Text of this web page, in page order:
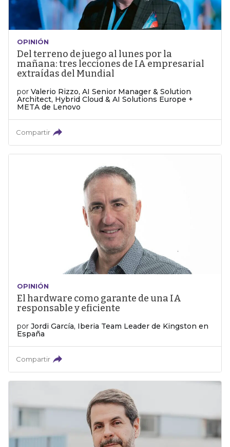
OPINIÓN
Del terreno de juego al lunes por la
mañana: tres lecciones de IA empresarial
extraídas del Mundial
por Valerio Rizzo, AI Senior Manager & Solution
Architect, Hybrid Cloud & AI Solutions Europe +
META de Lenovo
Compartir
OPINIÓN
El hardware como garante de una IA
responsable y eficiente
por Jordi García, Iberia Team Leader de Kingston en
España
Compartir